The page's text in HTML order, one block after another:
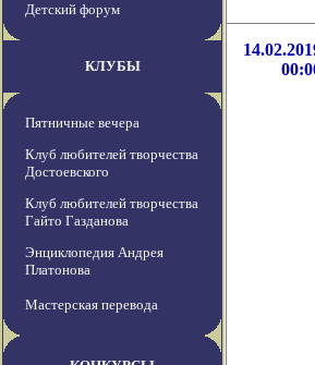
Детский форум
КЛУБЫ
Пятничные вечера
Клуб любителей творчества
Достоевского
Клуб любителей творчества
Гайто Газданова
Энциклопедия Андрея
Платонова
Мастерская перевода